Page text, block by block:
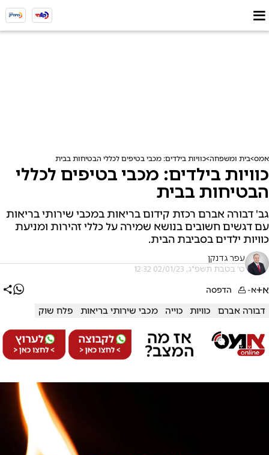
אמס בית ומשפחה כוויות בילדים: מכבי בטיפים לכללי הבטיחות בבית
כוויות בילדים: מכבי בטיפים לכללי
הבטיחות בבית
גב' דבורה אברם רכזת קידום בריאות במכבי שירותי בריאות
עם דגשים חשובים בנושא שמירה על כללי זהירות ומניעת
כוויות ילדים בסביבת הבית.
עפר גדנקן
ט' בטבת תשפ"ג, 02/01/23 12:32
א+א- הדפסה
דבורה אברם כוויות כוייה מכבי שירותי בריאות פלח שוק